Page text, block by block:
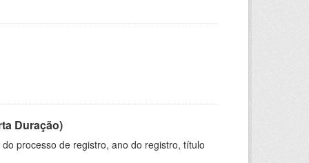
Duração)
processo de registro, ano do registro, título